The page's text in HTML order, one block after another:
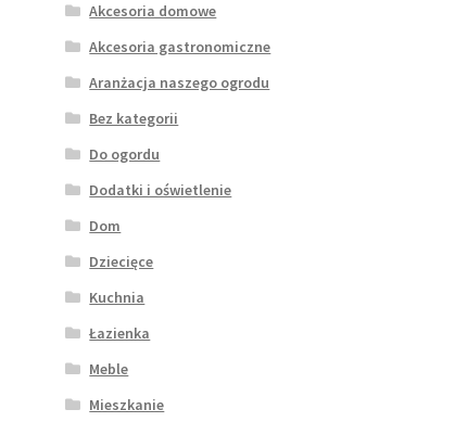
Akcesoria domowe
Akcesoria gastronomiczne
Aranżacja naszego ogrodu
Bez kategorii
Do ogordu
Dodatki i oświetlenie
Dom
Dziecięce
Kuchnia
Łazienka
Meble
Mieszkanie